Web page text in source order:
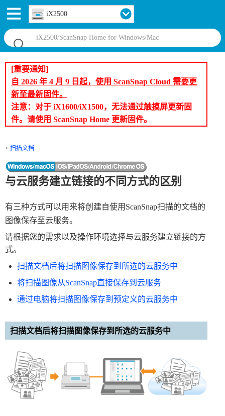
iX2500
[重要通知]
自 2026 年 4 月 9 日起，使用 ScanSnap Cloud 需要更
新至最新固件。
注意：对于 iX1600/iX1500，无法通过触摸屏更新固
件。请使用 ScanSnap Home 更新固件。
扫描文档
与云服务建立链接的不同方式的区别
有三种方式可以用来将创建自使用ScanSnap扫描的文档的
图像保存至云服务。
请根据您的需求以及操作环境选择与云服务建立链接的方
式。
扫描文档后将扫描图像保存到所选的云服务中
将扫描图像从ScanSnap直接保存到云服务
通过电脑将扫描图像保存到预定义的云服务中
扫描文档后将扫描图像保存到所选的云服务中